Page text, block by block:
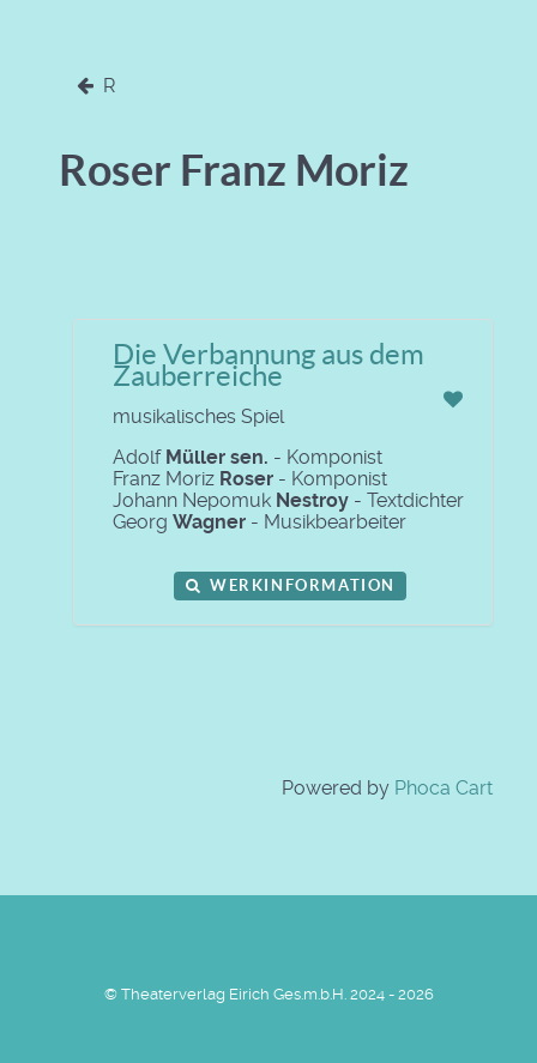
R
Roser Franz Moriz
Die Verbannung aus dem
Zauberreiche
musikalisches Spiel
Adolf Müller sen. - Komponist
Franz Moriz Roser - Komponist
Johann Nepomuk Nestroy - Textdichter
Georg Wagner - Musikbearbeiter
WERKINFORMATION
Powered by Phoca Cart
© Theaterverlag Eirich Ges.m.b.H. 2024 - 2026